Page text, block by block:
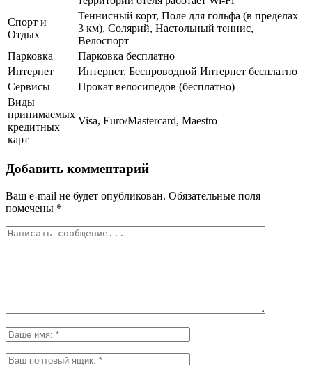
Спорт и
Отдых
Теннисный корт, Поле для гольфа (в пределах
3 км), Солярий, Настольный теннис,
Велоспорт
Парковка
Парковка бесплатно
Интернет
Интернет, Беспроводной Интернет бесплатно
Сервисы
Прокат велосипедов (бесплатно)
Виды
принимаемых
кредитных
карт
Visa, Euro/Mastercard, Maestro
Добавить комментарий
Ваш e-mail не будет опубликован. Обязательные поля
помечены *